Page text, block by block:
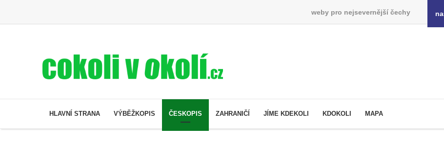
weby pro nejsevernější čechy
HLAVNÍ STRANA VÝBĚŽKOPIS ČESKOPIS ZAHRANIČÍ JÍME KDEKOLI KDOKOLI MAPA